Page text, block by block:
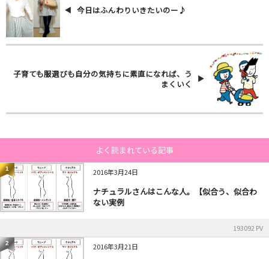
今日はふんわりいきたいのー♪
子育ても服選びも自分の気持ちに素直になれば、う
まくいく
よく読まれている記事
1 2016年3月24日
ナチュラルさんはこんな人。【似合う、似合わ
ない実例
193092 PV
2 2016年3月21日